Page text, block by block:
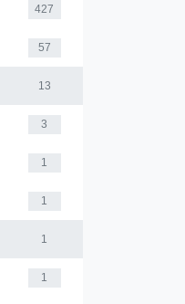
427
57
13
3
1
1
1
1